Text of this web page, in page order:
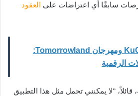
سابقًا أي اعتراضات على العقود
منصة KuCoin ومهرجان Tomorrowland:
الرقمية
“لا يمكنني تحمل مثل هذا التطبيق